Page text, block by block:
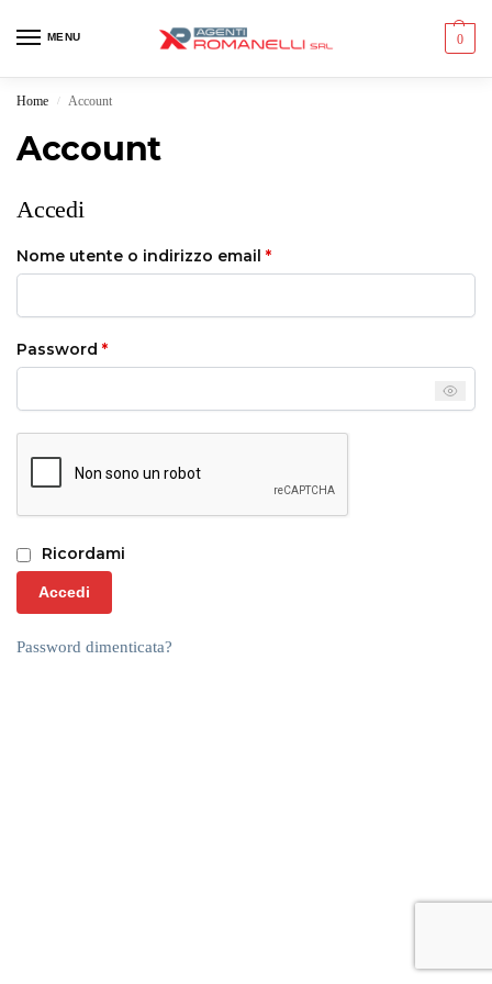
MENU 0
Home / Account
Account
Accedi
Nome utente o indirizzo email *
Password *
Ricordami
Accedi
Password dimenticata?